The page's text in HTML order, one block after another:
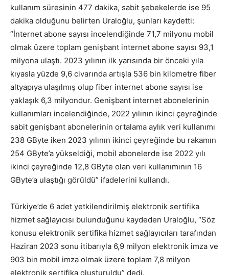
kullanım süresinin 477 dakika, sabit şebekelerde ise 95
dakika olduğunu belirten Uraloğlu, şunları kaydetti:
“İnternet abone sayısı incelendiğinde 71,7 milyonu mobil
olmak üzere toplam genişbant internet abone sayısı 93,1
milyona ulaştı. 2023 yılının ilk yarısında bir önceki yıla
kıyasla yüzde 9,6 civarında artışla 536 bin kilometre fiber
altyapıya ulaşılmış olup fiber internet abone sayısı ise
yaklaşık 6,3 milyondur. Genişbant internet abonelerinin
kullanımları incelendiğinde, 2022 yılının ikinci çeyreğinde
sabit genişbant abonelerinin ortalama aylık veri kullanımı
238 GByte iken 2023 yılının ikinci çeyreğinde bu rakamın
254 GByte’a yükseldiği, mobil abonelerde ise 2022 yılı
ikinci çeyreğinde 12,8 GByte olan veri kullanımının 16
GByte’a ulaştığı görüldü” ifadelerini kullandı.
Türkiye’de 6 adet yetkilendirilmiş elektronik sertifika
hizmet sağlayıcısı bulunduğunu kaydeden Uraloğlu, “Söz
konusu elektronik sertifika hizmet sağlayıcıları tarafından
Haziran 2023 sonu itibarıyla 6,9 milyon elektronik imza ve
903 bin mobil imza olmak üzere toplam 7,8 milyon
elektronik sertifika oluşturuldu” dedi.